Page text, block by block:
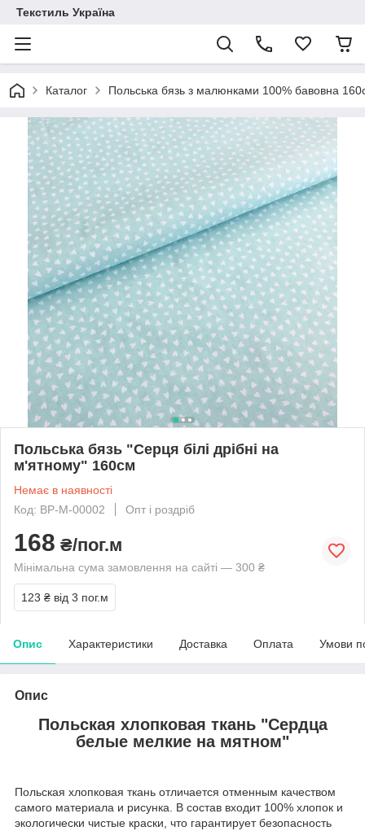
Текстиль Україна
Каталог Польська бязь з малюнками 100% бавовна
Польська бязь "Серця білі дрібні на
м'ятному" 160см
Немає в наявності
Код: BP-M-00002
Опт і роздріб
168 ₴/пог.м
Мінімальна сума замовлення на сайті — 300 ₴
123 ₴ від 3 пог.м
Опис Характеристики Доставка Оплата Умови
Опис
Польская хлопковая ткань "Cердца
белые мелкие на мятном"
Польская хлопковая ткань отличается отменным качеством
самого материала и рисунка. В состав входит 100% хлопок и
экологически чистые краски, что гарантирует безопасность